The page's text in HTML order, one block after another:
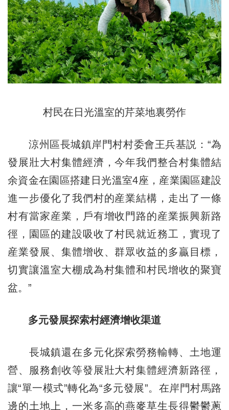
村民在日光溫室的芹菜地裏勞作
涼州區長城鎮岸門村村委會王兵基説：“為
發展壯大村集體經濟，今年我們整合村集體結
余資金在園區搭建日光溫室4座，産業園區建設
進一步優化了我們村的産業結構，走出了一條
村有當家産業，戶有增收門路的産業振興新路
徑，園區的建設吸收了村民就近務工，實現了
産業發展、集體增收、群眾收益的多贏目標，
切實讓溫室大棚成為村集體和村民增收的聚寶
盆。”
多元發展探索村經濟增收渠道
長城鎮還在多元化探索勞務輸轉、土地運
營、服務創收等發展壯大村集體經濟新路徑，
讓“單一模式”轉化為“多元發展”。在岸門村馬路
邊的土地上，一米多高的燕麥草生長得鬱鬱蔥